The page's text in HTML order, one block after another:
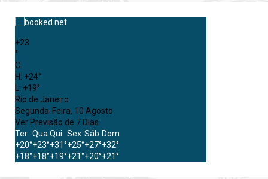
+23
°
C
H: +24°
L: +19°
Rio de Janeiro
Segunda-Feira, 10 Agosto
Ver Previsão de 7 Dias
Ter Qua Qui Sex Sáb Dom
+20°+23°+31°+25°+27°+32°
+18°+18°+19°+21°+20°+21°